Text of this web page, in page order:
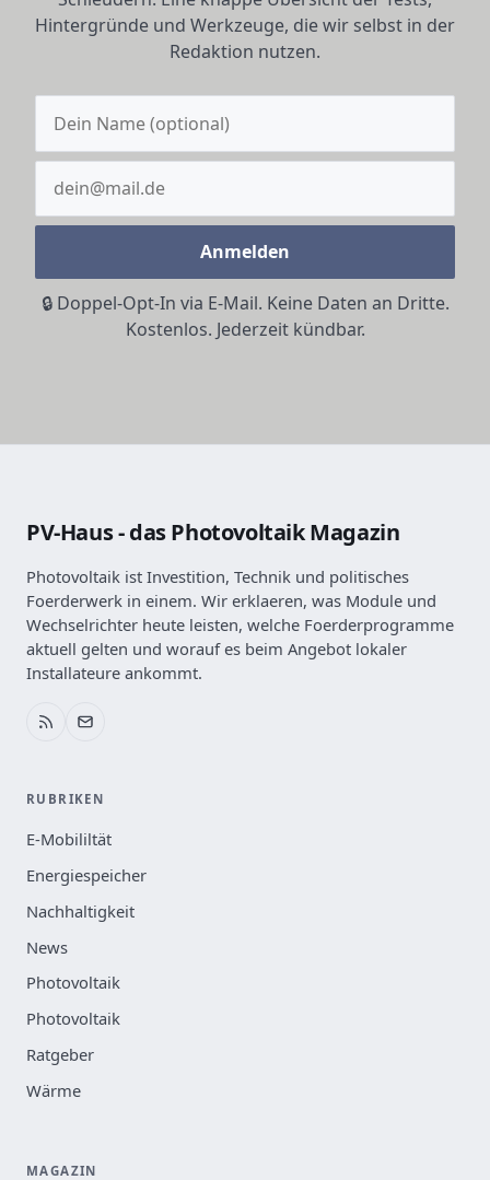
Hintergründe und Werkzeuge, die wir selbst in der
Redaktion nutzen.
Anmelden
🔒 Doppel-Opt-In via E-Mail. Keine Daten an Dritte.
Kostenlos. Jederzeit kündbar.
PV-Haus - das Photovoltaik Magazin
Photovoltaik ist Investition, Technik und politisches
Foerderwerk in einem. Wir erklaeren, was Module und
Wechselrichter heute leisten, welche Foerderprogramme
aktuell gelten und worauf es beim Angebot lokaler
Installateure ankommt.
RUBRIKEN
E-Mobililtät
Energiespeicher
Nachhaltigkeit
News
Photovoltaik
Photovoltaik
Ratgeber
Wärme
MAGAZIN